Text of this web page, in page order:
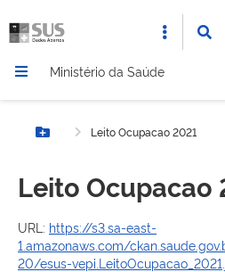
Ministério da Saúde
Botão MenuLeito Ocupacao 2021
Leito Ocupacao
URL: https://s3.sa-east-
1.amazonaws.com/
20/esus-